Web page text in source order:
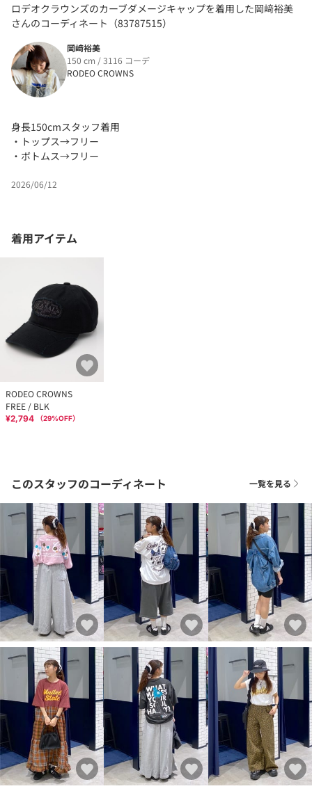
ロデオクラウンズのカーブダメージキャップを着用した岡﨑裕美
さんのコーディネート（83787515）
岡﨑裕美
150 cm / 3116 コーデ
RODEO CROWNS
身長150cmスタッフ着用
・トップス→フリー
・ボトムス→フリー
2026/06/12
着用アイテム
RODEO CROWNS
FREE / BLK
¥2,794 （29%OFF）
このスタッフのコーディネート 一覧を見る